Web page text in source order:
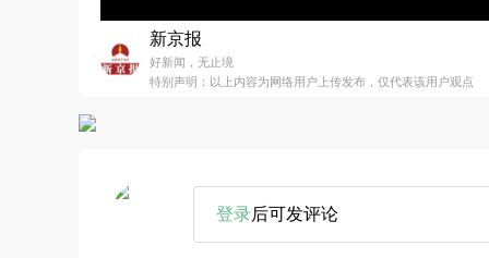
新京报
好新闻，无止境
特别声明：以上内容为网络用户上传发布，仅代表该用户观点
登录后可发评论